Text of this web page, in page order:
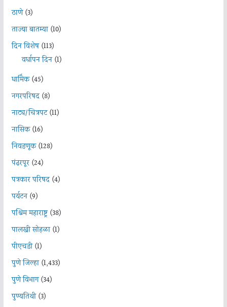
ठाणे(3)
ताज्या बातम्या(10)
दिन विशेष(113)
वर्धापन दिन(1)
धार्मिक(45)
नगरपरिषद(8)
नाट्य/चित्रपट(11)
नासिक(16)
निवडणूक(128)
पंढरपूर(24)
पत्रकार परिषद(4)
पर्यटन(9)
पश्चिम महाराष्ट्र(38)
पालखी सोहळा(1)
पीएचडी(1)
पुणे जिल्हा(1,433)
पुणे विभाग(34)
पुण्यतिथी(3)